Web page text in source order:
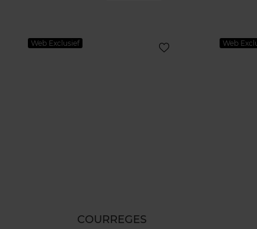
Web Exclusief
COURREGES
Web